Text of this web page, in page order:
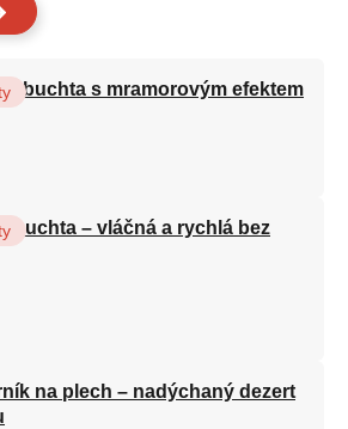
buchta s mramorovým efektem
buchta – vláčná a rychlá bez
na plech – nadýchaný dezert